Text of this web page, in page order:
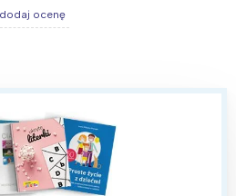
dodaj ocenę